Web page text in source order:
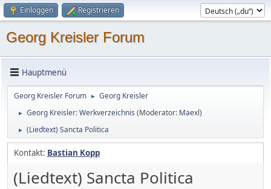
Einloggen Registrieren
Georg Kreisler Forum
Hauptmenü
Georg Kreisler Forum ► Georg Kreisler
► Georg Kreisler: Werkverzeichnis (Moderator: Maexl)
► (Liedtext) Sancta Politica
Kontakt: Bastian Kopp
(Liedtext) Sancta Politica